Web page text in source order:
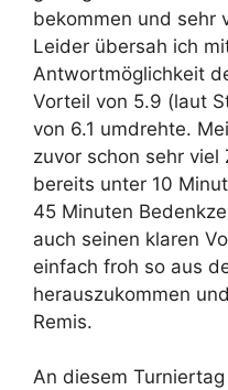
bekommen und sehr
Leider übersah ich
Antwortmöglichkeit
Vorteil von 5.9 (laut
von 6.1 umdrehte.
zuvor schon sehr
bereits unter 10
45 Minuten
auch seinen klaren
einfach froh so aus
herauszukommen
Remis.
An diesem